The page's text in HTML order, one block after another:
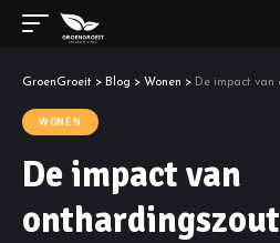
GroenGroeit > Blog > Wonen > De impact van
WONEN
De impact van